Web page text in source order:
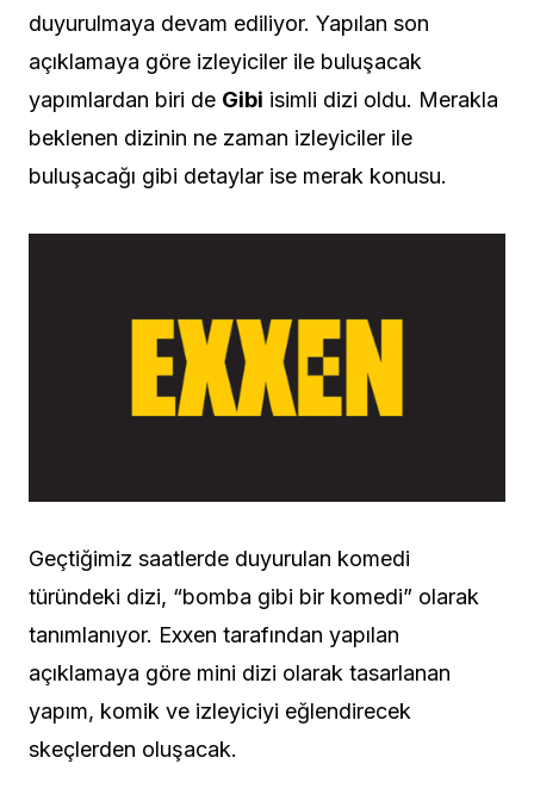
duyurulmaya devam ediliyor. Yapılan son
açıklamaya göre izleyiciler ile buluşacak
yapımlardan biri de Gibi isimli dizi oldu. Merakla
beklenen dizinin ne zaman izleyiciler ile
buluşacağı gibi detaylar ise merak konusu.
Geçtiğimiz saatlerde duyurulan komedi
türündeki dizi, “bomba gibi bir komedi” olarak
tanımlanıyor. Exxen tarafından yapılan
açıklamaya göre mini dizi olarak tasarlanan
yapım, komik ve izleyiciyi eğlendirecek
skeçlerden oluşacak.